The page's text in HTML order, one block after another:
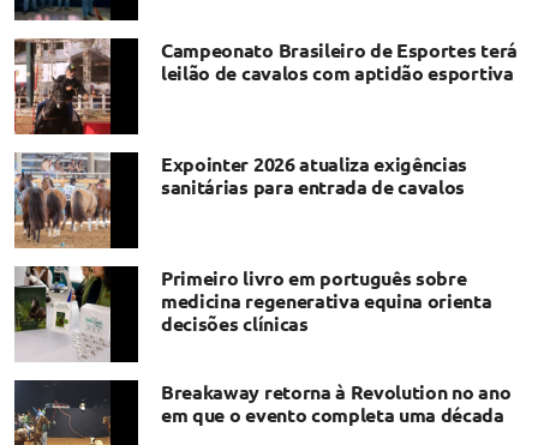
Campeonato Brasileiro de Esportes terá
leilão de cavalos com aptidão esportiva
Expointer 2026 atualiza exigências
sanitárias para entrada de cavalos
Primeiro livro em português sobre
medicina regenerativa equina orienta
decisões clínicas
Breakaway retorna à Revolution no ano
em que o evento completa uma década